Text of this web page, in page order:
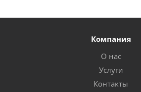
Компания
О нас
Услуги
Контакты